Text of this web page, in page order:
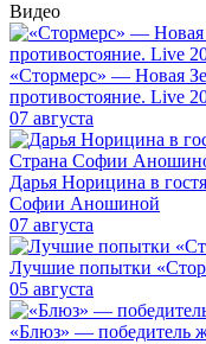
Видео
«Стормерс» — Новая
противостояние. Live
07 августа
Дарья Норицина в
Софии Аношиной
07 августа
Лучшие попытки
05 августа
«Блюз» — победитель